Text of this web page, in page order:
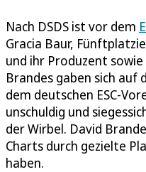
Nach DSDS ist vor dem
Gracia Baur,
und ihr Produzent
Brandes gaben sich auf
dem deutschen ESC-
unschuldig und
der Wirbel. David
Charts durch gezielte
haben.